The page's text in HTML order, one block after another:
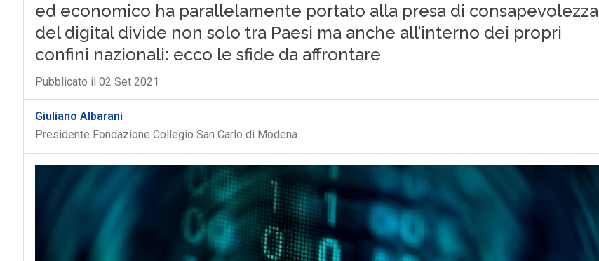
ed economico ha parallelamente portato alla presa di consapevolezza
del digital divide non solo tra Paesi ma anche all’interno dei propri
confini nazionali: ecco le sfide da affrontare
Pubblicato il 02 Set 2021
Giuliano Albarani
Presidente Fondazione Collegio San Carlo di Modena